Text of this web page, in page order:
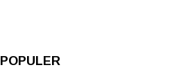
POPULER